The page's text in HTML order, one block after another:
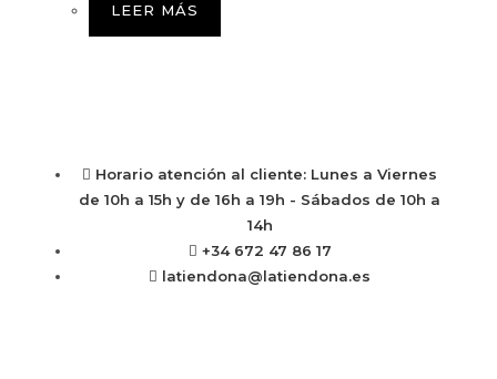
LEER MÁS
Horario atención al cliente: Lunes a Viernes
de 10h a 15h y de 16h a 19h - Sábados de 10h a
14h
+34 672 47 86 17
latiendona@latiendona.es